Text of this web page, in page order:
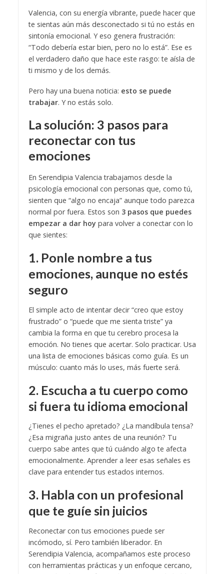
Valencia, con su energía vibrante, puede hacer que
te sientas aún más desconectado si tú no estás en
sintonía emocional. Y eso genera frustración:
“Todo debería estar bien, pero no lo está”. Ese es
el verdadero daño que hace este rasgo: te aísla de
ti mismo y de los demás.
Pero hay una buena noticia: esto se puede
trabajar. Y no estás solo.
La solución: 3 pasos para
reconectar con tus
emociones
En Serendipia Valencia trabajamos desde la
psicología emocional con personas que, como tú,
sienten que “algo no encaja” aunque todo parezca
normal por fuera. Estos son 3 pasos que puedes
empezar a dar hoypara volver a conectar con lo
que sientes:
1. Ponle nombre a tus
emociones, aunque no estés
seguro
El simple acto de intentar decir “creo que estoy
frustrado” o “puede que me sienta triste” ya
cambia la forma en que tu cerebro procesa la
emoción. No tienes que acertar. Solo practicar. Usa
una lista de emociones básicas como guía. Es un
músculo: cuanto más lo uses, más fuerte será.
2. Escucha a tu cuerpo como
si fuera tu idioma emocional
¿Tienes el pecho apretado? ¿La mandíbula tensa?
¿Esa migraña justo antes de una reunión? Tu
cuerpo sabe antes que tú cuándo algo te afecta
emocionalmente. Aprender a leer esas señales es
clave para entender tus estados internos.
3. Habla con un profesional
que te guíe sin juicios
Reconectar con tus emociones puede ser
incómodo, sí. Pero también liberador. En
Serendipia Valencia, acompañamos este proceso
con herramientas prácticas y un enfoque cercano,